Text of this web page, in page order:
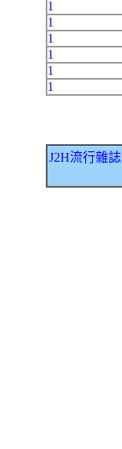
1
1
1
1
1
1
J2H流行雜誌